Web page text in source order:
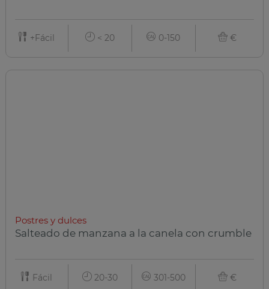
+Fácil < 20 0-150 €
Postres y dulces
Salteado de manzana a la canela con crumble
Fácil 20-30 301-500 €